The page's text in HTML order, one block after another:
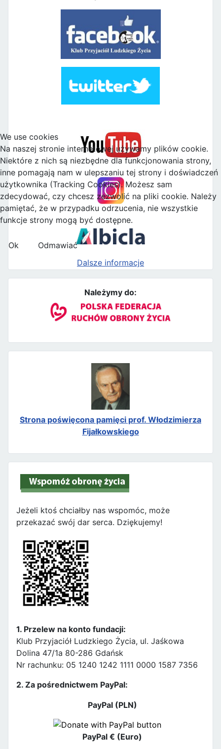
Należymy do:
Strona poświęcona pamięci prof. Włodzimierza
Fijałkowskiego
Jeżeli ktoś chciałby nas wspomóc, może
przekazać swój dar serca. Dziękujemy!
1. Przelew na konto fundacji:
Klub Przyjaciół Ludzkiego Życia, ul. Jaśkowa
Dolina 47/1a 80-286 Gdańsk
Nr rachunku: 05 1240 1242 1111 0000 1587 7356
2. Za pośrednictwem PayPal:
PayPal (PLN)
PayPal € (Euro)
We use cookies
Na naszej stronie internetowej używamy plików cookie.
Niektóre z nich są niezbędne dla funkcjonowania strony,
inne pomagają nam w ulepszaniu tej strony i doświadczeń
użytkownika (Tracking Cookies). Możesz sam
zdecydować, czy chcesz zezwolić na pliki cookie. Należy
pamiętać, że w przypadku odrzucenia, nie wszystkie
funkcje strony mogą być dostępne.
Ok
Odmawiać
Dalsze informacje